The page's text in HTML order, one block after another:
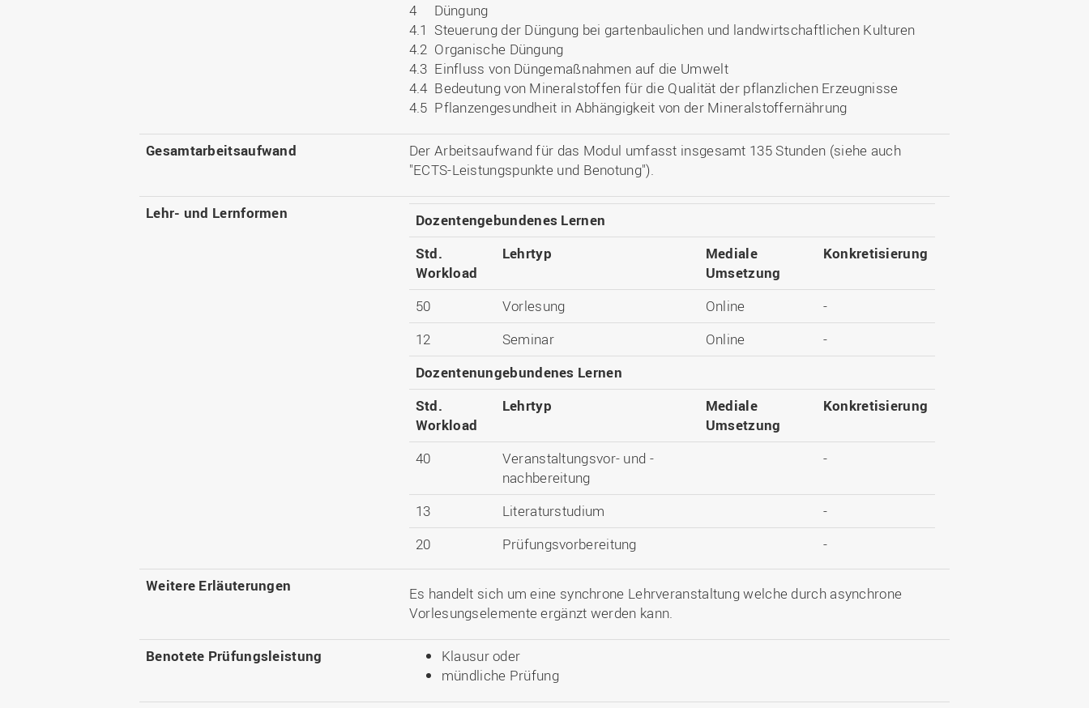
4 Düngung
4.1 Steuerung der Düngung bei gartenbaulichen und landwirtschaftlichen Kulturen
4.2 Organische Düngung
4.3 Einfluss von Düngemaßnahmen auf die Umwelt
4.4 Bedeutung von Mineralstoffen für die Qualität der pflanzlichen Erzeugnisse
4.5 Pflanzengesundheit in Abhängigkeit von der Mineralstoffernährung
Gesamtarbeitsaufwand
Der Arbeitsaufwand für das Modul umfasst insgesamt 135 Stunden (siehe auch
"ECTS-Leistungspunkte und Benotung").
Lehr- und Lernformen
Dozentengebundenes Lernen
Std.
Workload
Lehrtyp
Mediale
Umsetzung
Konkretisierung
50 Vorlesung Online
-
12
Seminar Online
-
Dozentenungebundenes Lernen
Std.
Workload
Lehrtyp
Mediale
Umsetzung
Konkretisierung
40
Veranstaltungsvor- und -
nachbereitung
-
13 Literaturstudium
-
20
Prüfungsvorbereitung -
Weitere Erläuterungen
Es handelt sich um eine synchrone Lehrveranstaltung welche durch asynchrone
Vorlesungselemente ergänzt werden kann.
Benotete Prüfungsleistung
Klausur oder
mündliche Prüfung